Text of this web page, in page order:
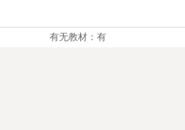
有无教材：有